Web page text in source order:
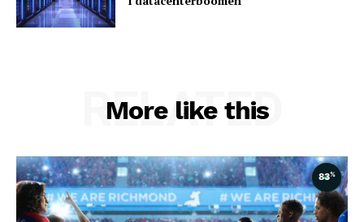
More like this
RELATED
83%